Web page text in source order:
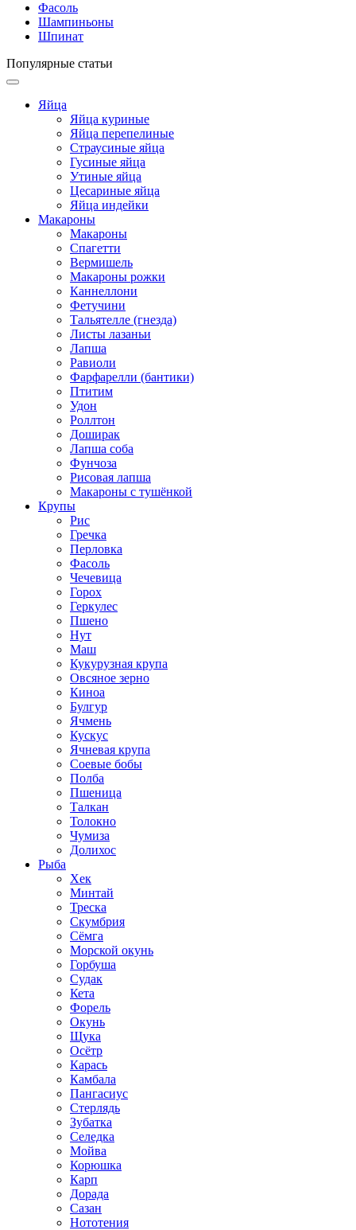
Фасоль
Шампиньоны
Шпинат
Популярные статьи
Яйца
Яйца куриные
Яйца перепелиные
Страусиные яйца
Гусиные яйца
Утиные яйца
Цесариные яйца
Яйца индейки
Макароны
Макароны
Спагетти
Вермишель
Макароны рожки
Каннеллони
Фетучини
Тальятелле (гнезда)
Листы лазаньи
Лапша
Равиоли
Фарфарелли (бантики)
Птитим
Удон
Роллтон
Доширак
Лапша соба
Фунчоза
Рисовая лапша
Макароны с тушёнкой
Крупы
Рис
Гречка
Перловка
Фасоль
Чечевица
Горох
Геркулес
Пшено
Нут
Маш
Кукурузная крупа
Овсяное зерно
Киноа
Булгур
Ячмень
Кускус
Ячневая крупа
Соевые бобы
Полба
Пшеница
Талкан
Толокно
Чумиза
Долихос
Рыба
Хек
Минтай
Треска
Скумбрия
Сёмга
Морской окунь
Горбуша
Судак
Кета
Форель
Окунь
Щука
Осётр
Карась
Камбала
Пангасиус
Стерлядь
Зубатка
Селедка
Мойва
Корюшка
Карп
Дорада
Сазан
Нототения